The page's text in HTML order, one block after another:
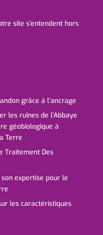
site s'entendent hors
grâce à l’ancrage
les ruines de l’Abbaye
géobiologique à
Terre
Traitement Des
expertise pour le
les caractéristiques